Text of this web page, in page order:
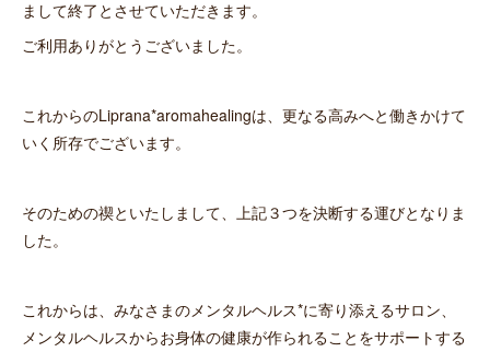
まして終了とさせていただきます。
ご利用ありがとうございました。
これからのLiprana*aromahealingは、更なる高みへと働きかけて
いく所存でございます。
そのための禊といたしまして、上記３つを決断する運びとなりま
した。
これからは、みなさまのメンタルヘルス*に寄り添えるサロン、
メンタルヘルスからお身体の健康が作られることをサポートする